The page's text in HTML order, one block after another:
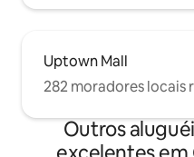
Uptown Mall
282 moradores locais
Outros